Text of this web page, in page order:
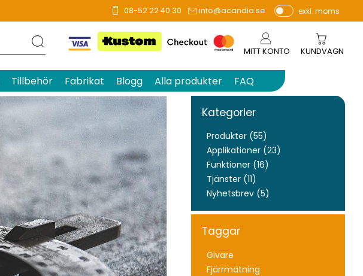
08-52 22 40 30 info@acandia.se
P
e
r
vi
exkl. moms
MITT KONTO KUNDVAGN
Tillbehör Fabrikat Blogg Alla produkter FAQ
Kategorier
Produkter (55)
Applikationer (23)
Funktioner (16)
Tjänster (11)
Nyhetsbrev (5)
Taggar
Givare
Fjärrmätning